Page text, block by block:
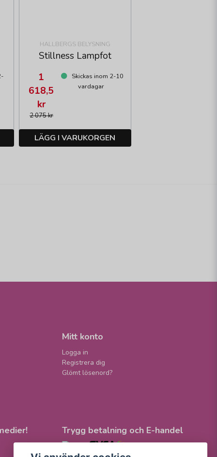
HALLBERGS BELYSNING
Stillness Lampfot
2 075 kr
1
618,5
kr
Skickas inom 2-10
vardagar
LÄGG I VARUKORGEN
Mitt konto
Logga in
Registrera dig
Glömt lösenord?
Trygg betalning och E-handel